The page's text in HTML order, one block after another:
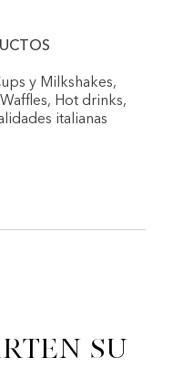
y Milkshakes,
Hot drinks,
italianas
su